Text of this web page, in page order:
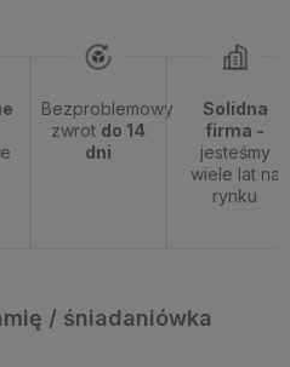
Bezproblemowy
zwrot do 14
dni
Solidna
firma -
jesteśmy
wiele lat na
rynku
/ śniadaniówka